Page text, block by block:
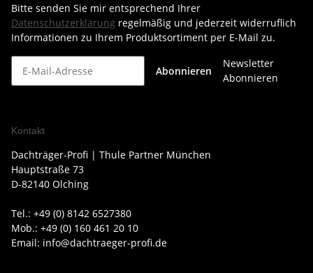
Bitte senden Sie mir entsprechend Ihrer
Datenschutzerklärung regelmäßig und jederzeit widerruflich
Informationen zu Ihrem Produktsortiment per E-Mail zu.
Abonnieren
Newsletter
Abonnieren
Kontakt
Dachträger-Profi | Thule Partner München
Hauptstraße 73
D-82140 Olching
Tel.: +49 (0) 8142 6527380
Mob.: +49 (0) 160 461 20 10
Email: info@dachtraeger-profi.de